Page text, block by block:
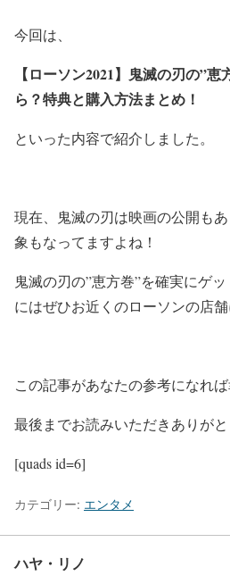
今回は、
【ローソン2021】鬼滅の刃の”
ら？特典と購入方法まとめ！
といった内容で紹介しました。
現在、鬼滅の刃は映画の公開も
象もなってますよね！
鬼滅の刃の”恵方巻”を確実にゲ
にはぜひお近くのローソンの店舗
この記事があなたの参考になれば
最後までお読みいただきありがと
[quads id=6]
カテゴリー: エンタメ
ハヤ・リノ